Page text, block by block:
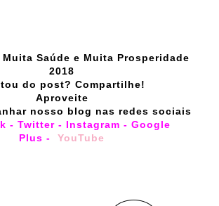
Muita Saúde e Muita Prosperidade
2018
do post? Compartilhe!
Aproveite
nosso blog nas redes sociais
- Twitter - Instagram - Google
Plus - YouTube